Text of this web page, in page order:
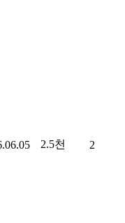
2.5천 2